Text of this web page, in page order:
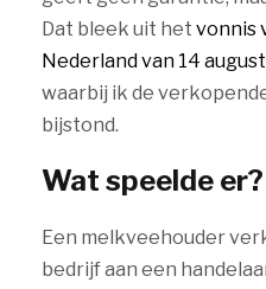
Dat bleek uit het vonnis
Nederland van 14
waarbij ik de
bijstond.
Wat speelde er?
Een melkveehouder
bedrijf aan een